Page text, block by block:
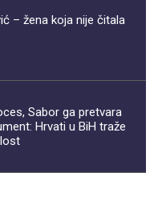
– žena koja nije čitala
Sabor ga pretvara
Hrvati u BiH traže